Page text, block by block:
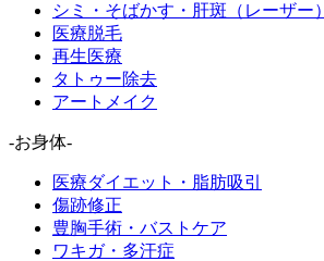
シミ・そばかす・肝斑（レーザー）
医療脱毛
再生医療
タトゥー除去
アートメイク
-お身体-
医療ダイエット・脂肪吸引
傷跡修正
豊胸手術・バストケア
ワキガ・多汗症